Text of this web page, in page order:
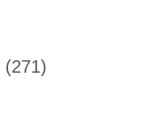
(271)